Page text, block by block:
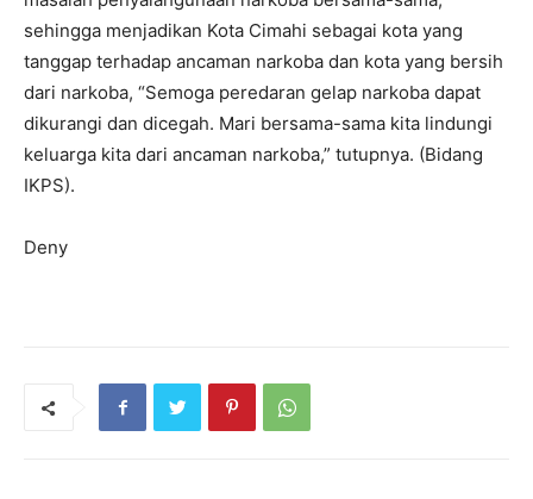
sehingga menjadikan Kota Cimahi sebagai kota yang
tanggap terhadap ancaman narkoba dan kota yang bersih
dari narkoba, “Semoga peredaran gelap narkoba dapat
dikurangi dan dicegah. Mari bersama-sama kita lindungi
keluarga kita dari ancaman narkoba,” tutupnya. (Bidang
IKPS).
Deny